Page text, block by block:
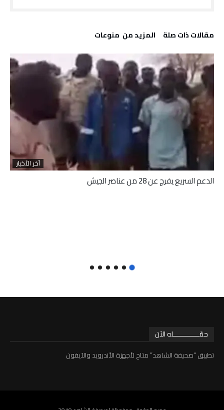
‫مقالات ذات صلة‬ ‫المزيد من ‬ منوعات
آخر الأخبار
الدعم السريع يفرج عن 28 من عناصر الجيش
حمّـــــــــــــله الآن
تطبيق “صحيفة الشاهد” متاح لأجهزة الأندرويد والآيفون